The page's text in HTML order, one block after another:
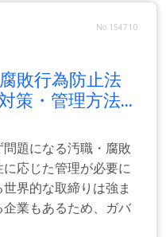
No.154710
敗行為防止法
策・管理方法...
題になる汚職・腐敗
応じた管理が必要に
界的な取締りは強ま
業もあるため、ガバ